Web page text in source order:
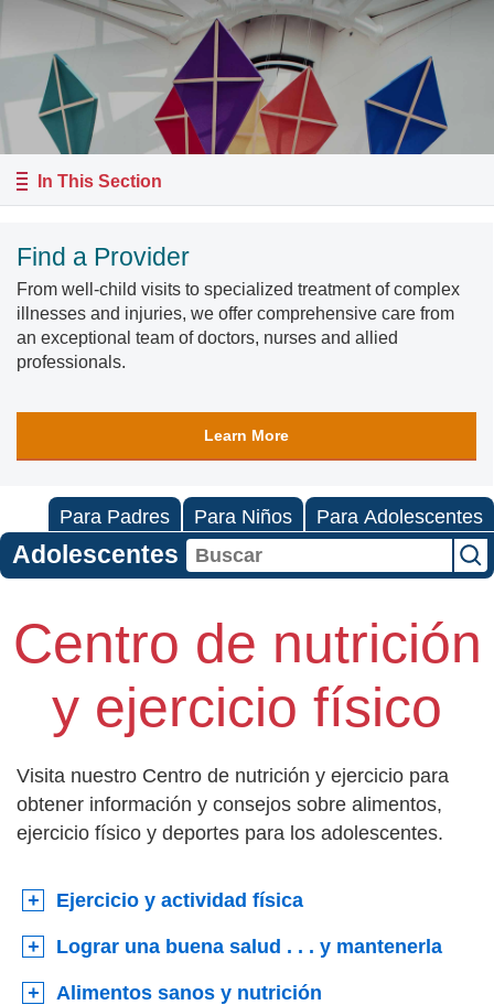
In This Section
Find a Provider
From well-child visits to specialized treatment of complex
illnesses and injuries, we offer comprehensive care from
an exceptional team of doctors, nurses and allied
professionals.
Learn More
Para Padres Para Niños Para Adolescentes
Adolescentes
Centro de nutrición
y ejercicio físico
Visita nuestro Centro de nutrición y ejercicio para
obtener información y consejos sobre alimentos,
ejercicio físico y deportes para los adolescentes.
Ejercicio y actividad física
Lograr una buena salud . . . y mantenerla
Alimentos sanos y nutrición